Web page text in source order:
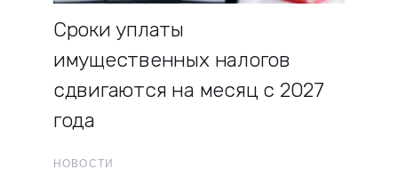
Сроки уплаты
имущественных налогов
сдвигаются на месяц с 2027
года
НОВОСТИ